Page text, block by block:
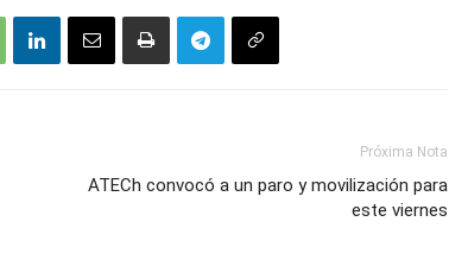
Próxima Nota
ATECh convocó a un paro y movilización para
este viernes